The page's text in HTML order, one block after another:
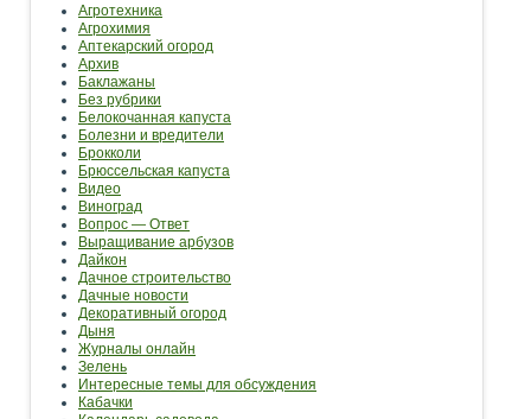
Агротехника
Агрохимия
Аптекарский огород
Архив
Баклажаны
Без рубрики
Белокочанная капуста
Болезни и вредители
Брокколи
Брюссельская капуста
Видео
Виноград
Вопрос — Ответ
Выращивание арбузов
Дайкон
Дачное строительство
Дачные новости
Декоративный огород
Дыня
Журналы онлайн
Зелень
Интересные темы для обсуждения
Кабачки